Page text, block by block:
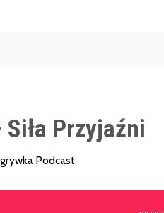
Przyjaźni
Podcast